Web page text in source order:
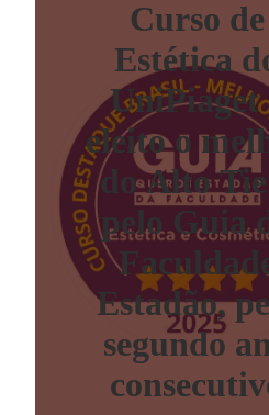
Curso de
Estética
UniPiaget
eleito o
do Alto
pelo Guia
Estadão,
segundo